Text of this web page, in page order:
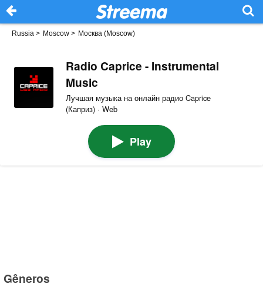
Russia > Moscow > Москва (Moscow)
Radio Caprice - Instrumental
Music
Лучшая музыка на онлайн радио Caprice
(Каприз) · Web
Play
Gêneros